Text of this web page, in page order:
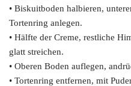
• Biskuitboden halbieren,
Tortenring anlegen.
• Hälfte der Creme, restliche
glatt streichen.
• Oberen Boden auflegen,
• Tortenring entfernen, mit